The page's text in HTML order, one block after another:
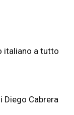
italiano a tutto
Diego Cabrera